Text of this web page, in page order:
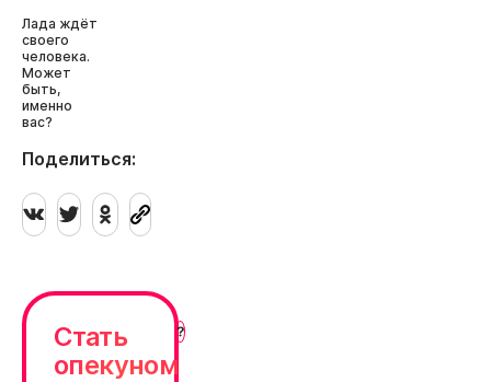
Лада ждёт
своего
человека.
Может
быть,
именно
вас?
Поделиться:
Стать
опекуном